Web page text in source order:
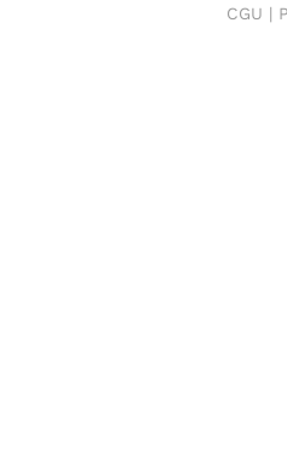
CGU |